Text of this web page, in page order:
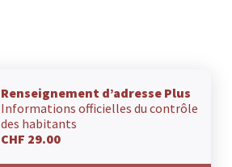
Renseignement d’adresse Plus
Informations officielles du contrôle
des habitants
CHF 29.00